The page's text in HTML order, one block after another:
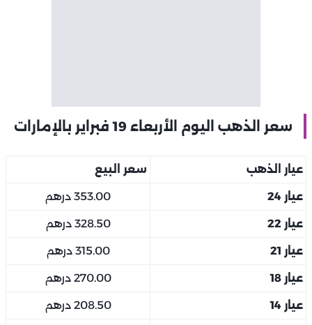
سعر الذهب اليوم الأربعاء 19 فبراير بالإمارات
عيار الذهب سعر البيع
عيار 24 353.00 درهم
عيار 22 328.50 درهم
عيار 21 315.00 درهم
عيار 18 270.00 درهم
عيار 14 208.50 درهم